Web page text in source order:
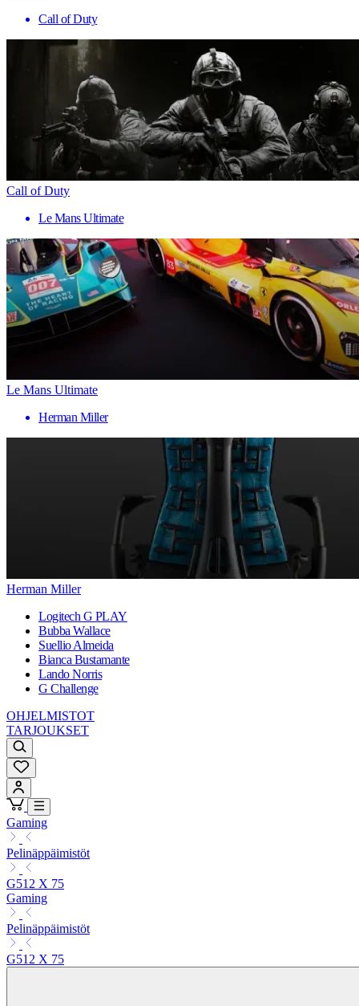
Call of Duty
Call of Duty
Le Mans Ultimate
Le Mans Ultimate
Herman Miller
Herman Miller
Logitech G PLAY
Bubba Wallace
Suellio Almeida
Bianca Bustamante
Lando Norris
G Challenge
OHJELMISTOT
TARJOUKSET
Gaming
Pelinäppäimistöt
G512 X 75
Gaming
Pelinäppäimistöt
G512 X 75